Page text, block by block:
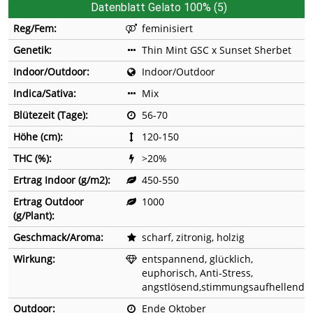
Datenblatt Gelato 100% (5)
Reg/Fem:
feminisiert
Genetik:
Thin Mint GSC x Sunset Sherbet
Indoor/Outdoor:
Indoor/Outdoor
Indica/Sativa:
Mix
Blütezeit (Tage):
56-70
Höhe (cm):
120-150
THC (%):
>20%
Ertrag Indoor (g/m2):
450-550
Ertrag Outdoor
(g/Plant):
1000
Geschmack/Aroma:
scharf, zitronig, holzig
Wirkung:
entspannend, glücklich,
euphorisch, Anti-Stress,
angstlösend,stimmungsaufhellend
Outdoor:
Ende Oktober